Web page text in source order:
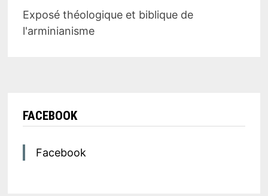
Exposé théologique et biblique de
l'arminianisme
FACEBOOK
Facebook